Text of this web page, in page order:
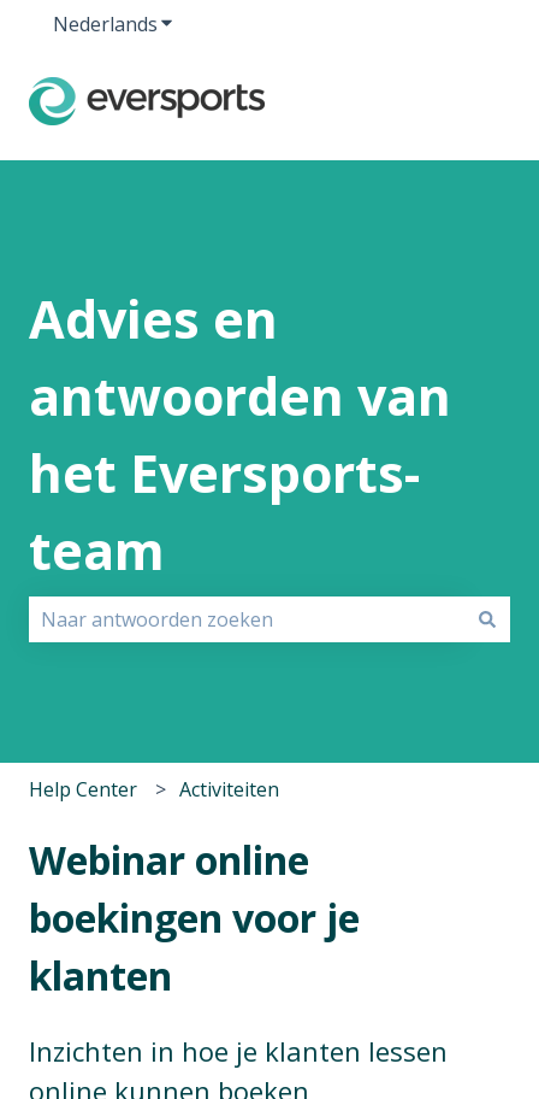
NederlandsSubmenu tonen voor vertalingen
Advies en
antwoorden van
het Eversports-
team
Help Center Activiteiten
Webinar online
boekingen voor je
klanten
Inzichten in hoe je klanten lessen
online kunnen boeken